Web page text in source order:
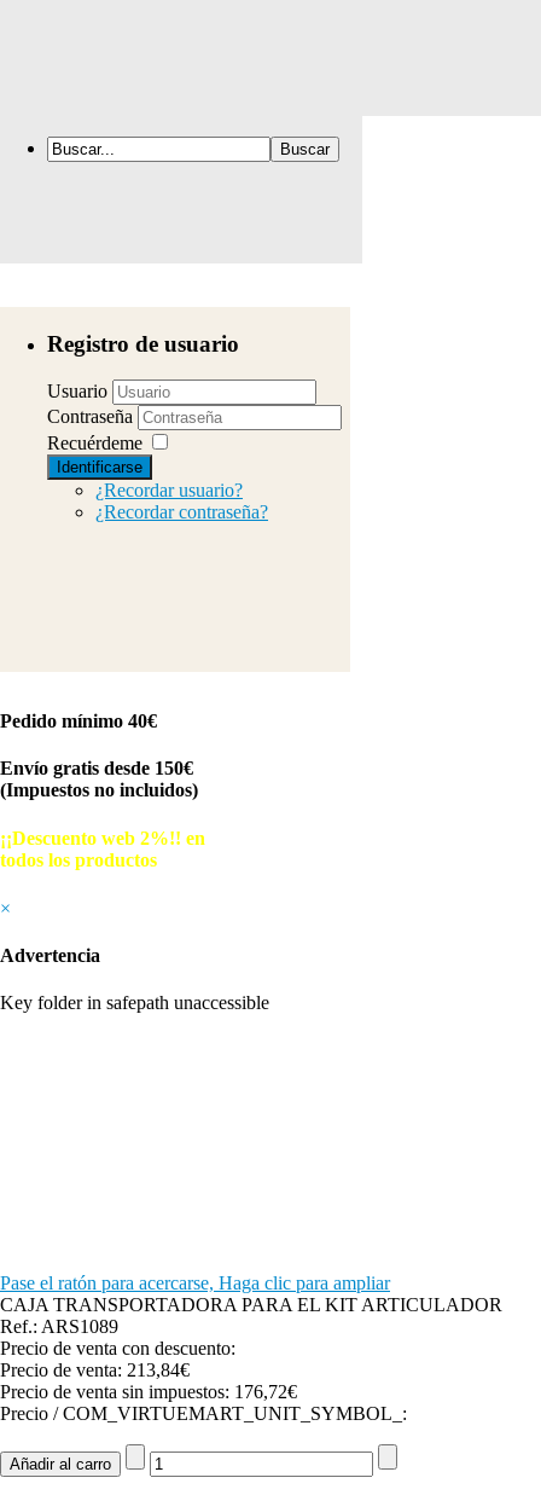
Registro de usuario
Usuario
Contraseña
Recuérdeme
Identificarse
¿Recordar usuario?
¿Recordar contraseña?
Pedido mínimo 40€
Envío gratis desde 150€
(Impuestos no incluidos)
¡¡Descuento web 2%!! en
todos los productos
© Free
×
Advertencia
Key folder in safepath unaccessible
Pase el ratón para acercarse, Haga clic para ampliar
CAJA TRANSPORTADORA PARA EL KIT ARTICULADOR
Ref.: ARS1089
Precio de venta con descuento:
Precio de venta: 213,84€
Precio de venta sin impuestos: 176,72€
Precio / COM_VIRTUEMART_UNIT_SYMBOL_: